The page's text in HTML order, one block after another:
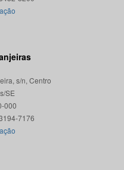
s/n, Centro
SE
000